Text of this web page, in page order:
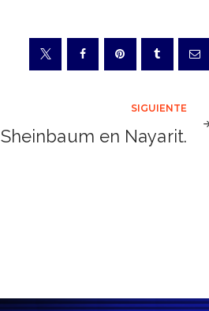
SIGUIENTE
Sheinbaum en Nayarit.